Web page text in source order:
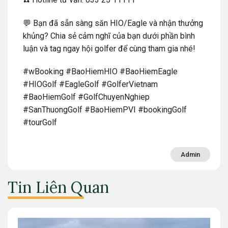
💬 Bạn đã sẵn sàng săn HIO/Eagle và nhận thưởng
khủng? Chia sẻ cảm nghĩ của bạn dưới phần bình
luận và tag ngay hội golfer để cùng tham gia nhé!
#wBooking #BaoHiemHIO #BaoHiemEagle
#HIOGolf #EagleGolf #GolferVietnam
#BaoHiemGolf #GolfChuyenNghiep
#SanThuongGolf #BaoHiemPVI #bookingGolf
#tourGolf
Admin
Tin Liên Quan